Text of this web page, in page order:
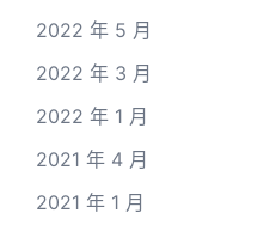
2022 年 5 月
2022 年 3 月
2022 年 1 月
2021 年 4 月
2021 年 1 月